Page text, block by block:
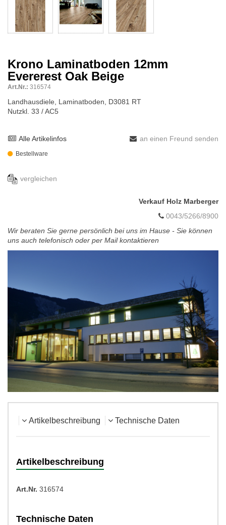
Krono Laminatboden 12mm
Evererest Oak Beige
Art.Nr.: 316574
Landhausdiele, Laminatboden, D3081 RT
Nutzkl. 33 / AC5
Alle Artikelinfos an einen Freund senden
Bestellware
vergleichen
Verkauf Holz Marberger
0043/5266/8900
Wir beraten Sie gerne persönlich bei uns im Hause - Sie können
uns auch telefonisch oder per Mail kontaktieren
Artikelbeschreibung Technische Daten
Artikelbeschreibung
Art.Nr. 316574
Technische Daten